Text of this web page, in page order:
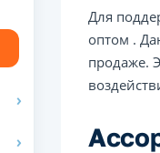
Для
оптом .
продаже.